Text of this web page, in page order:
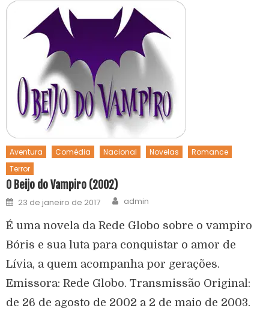
Aventura Comédia Nacional Novelas
Romance
Terror
O Beijo do Vampiro (2002)
23 de janeiro de 2017 admin
É uma novela da Rede Globo sobre o vampiro
Bóris e sua luta para conquistar o amor de
Lívia, a quem acompanha por gerações.
Emissora: Rede Globo. Transmissão Original:
de 26 de agosto de 2002 a 2 de maio de 2003.